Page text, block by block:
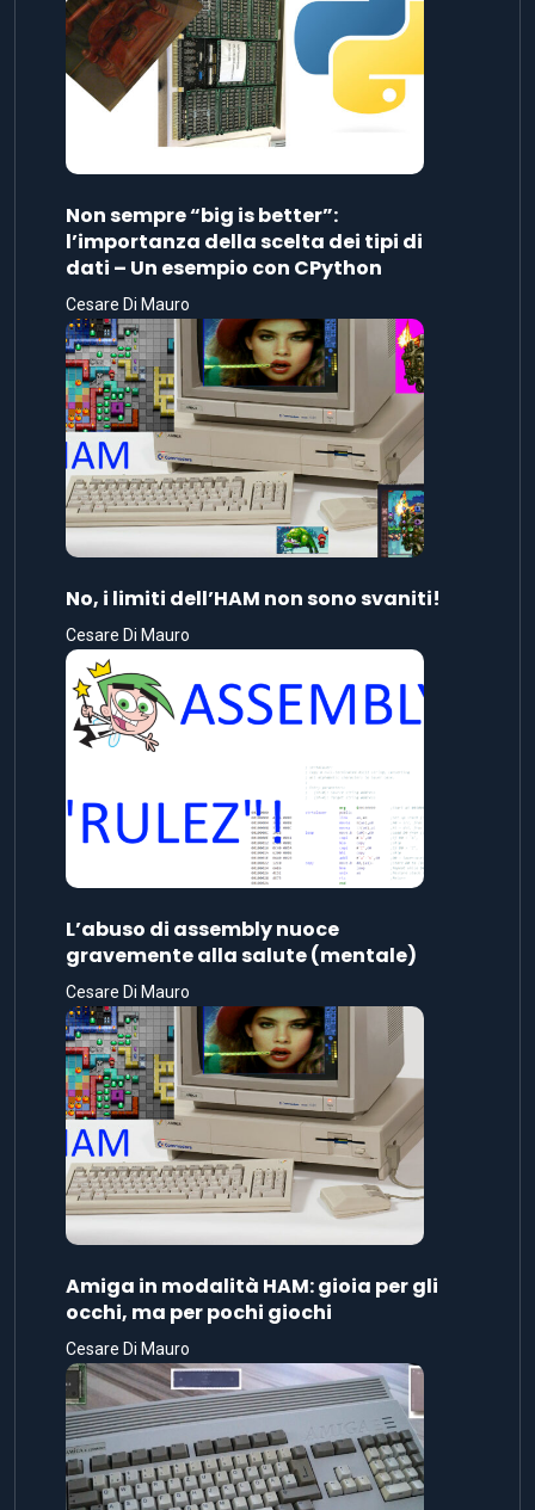
Non sempre “big is better”:
l’importanza della scelta dei tipi di
dati – Un esempio con CPython
Cesare Di Mauro
No, i limiti dell’HAM non sono svaniti!
Cesare Di Mauro
L’abuso di assembly nuoce
gravemente alla salute (mentale)
Cesare Di Mauro
Amiga in modalità HAM: gioia per gli
occhi, ma per pochi giochi
Cesare Di Mauro